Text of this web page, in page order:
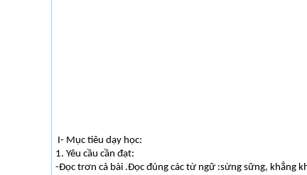
I- Mục tiêu dạy học:
1. Yêu cầu cần đạt:
-Đọc trơn cả bài .Đọc đúng các từ ngữ :sừng sững, khẳng